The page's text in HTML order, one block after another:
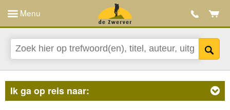
Menu
Ik ga op reis naar: